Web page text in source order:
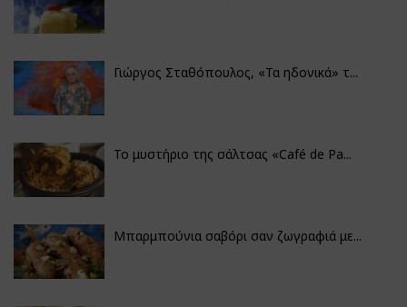
Γιώργος Σταθόπουλος, «Τα ηδονικά» τ...
Το μυστήριο της σάλτσας «Café de Pa...
Μπαρμπούνια σαβόρι σαν ζωγραφιά με...